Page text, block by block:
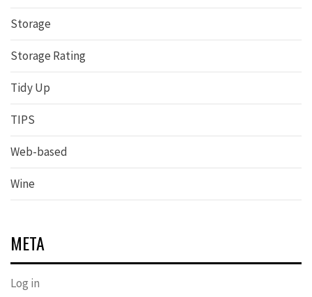
Storage
Storage Rating
Tidy Up
TIPS
Web-based
Wine
META
Log in